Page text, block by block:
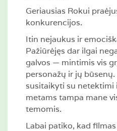
Geriausias Rokui
konkurencijos.
Itin nejaukus ir
Pažiūrėjęs dar ilgai
galvos — mintimis vis
personažų ir jų
susitaikyti su netektimi
metams tampa mane
temomis.
Labai patiko, kad